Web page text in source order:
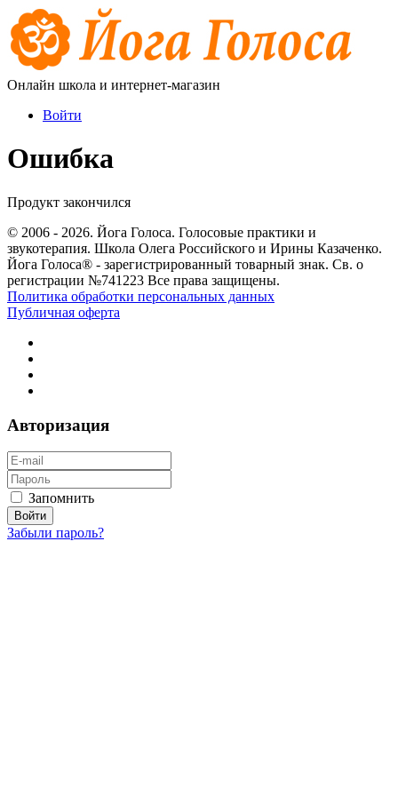
Онлайн школа и интернет-магазин
Войти
Ошибка
Продукт закончился
© 2006 - 2026. Йога Голоса. Голосовые практики и
звукотерапия. Школа Олега Российского и Ирины Казаченко.
Йога Голоса® - зарегистрированный товарный знак. Св. о
регистрации №741223 Все права защищены.
Политика обработки персональных данных
Публичная оферта
Авторизация
Запомнить
Забыли пароль?